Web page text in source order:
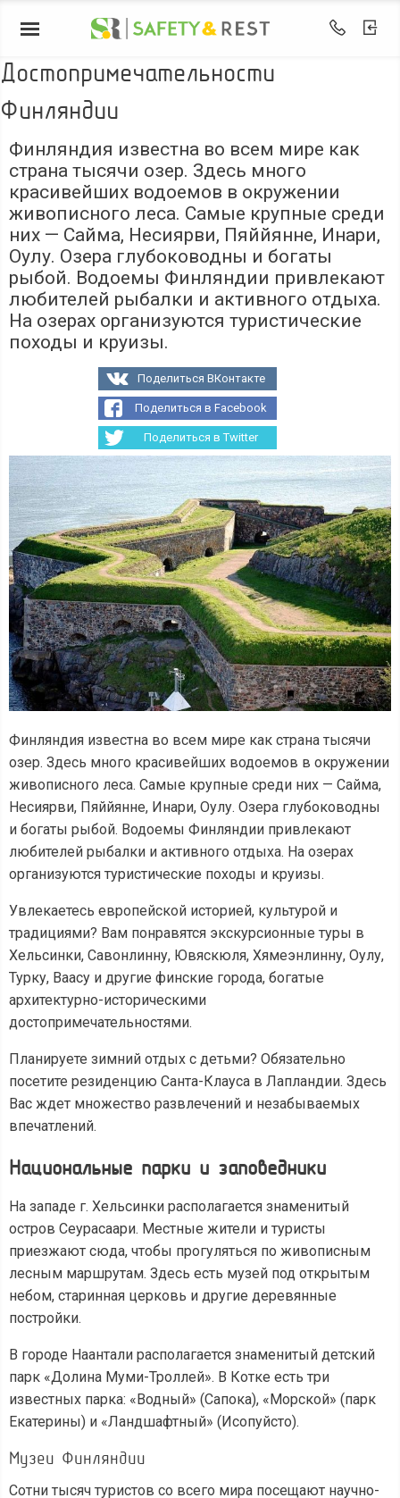
Достопримечательности
Финляндии
Финляндия известна во всем мире как
страна тысячи озер. Здесь много
красивейших водоемов в окружении
живописного леса. Самые крупные среди
них — Сайма, Несиярви, Пяййянне, Инари,
Оулу. Озера глубоководны и богаты
рыбой. Водоемы Финляндии привлекают
любителей рыбалки и активного отдыха.
На озерах организуются туристические
походы и круизы.
Поделиться ВКонтакте
Поделиться в Facebook
Поделиться в Twitter
Финляндия известна во всем мире как страна тысячи
озер. Здесь много красивейших водоемов в окружении
живописного леса. Самые крупные среди них — Сайма,
Несиярви, Пяййянне, Инари, Оулу. Озера глубоководны
и богаты рыбой. Водоемы Финляндии привлекают
любителей рыбалки и активного отдыха. На озерах
организуются туристические походы и круизы.
Увлекаетесь европейской историей, культурой и
традициями? Вам понравятся экскурсионные туры в
Хельсинки, Савонлинну, Ювяскюля, Хямеэнлинну, Оулу,
Турку, Ваасу и другие финские города, богатые
архитектурно-историческими
достопримечательностями.
Планируете зимний отдых с детьми? Обязательно
посетите резиденцию Санта-Клауса в Лапландии. Здесь
Вас ждет множество развлечений и незабываемых
впечатлений.
Национальные парки и заповедники
На западе г. Хельсинки располагается знаменитый
остров Сеурасаари. Местные жители и туристы
приезжают сюда, чтобы прогуляться по живописным
лесным маршрутам. Здесь есть музей под открытым
небом, старинная церковь и другие деревянные
постройки.
В городе Наантали располагается знаменитый детский
парк «Долина Муми-Троллей». В Котке есть три
известных парка: «Водный» (Сапока), «Морской» (парк
Екатерины) и «Ландшафтный» (Исопуйсто).
Музеи Финляндии
Сотни тысяч туристов со всего мира посещают научно-